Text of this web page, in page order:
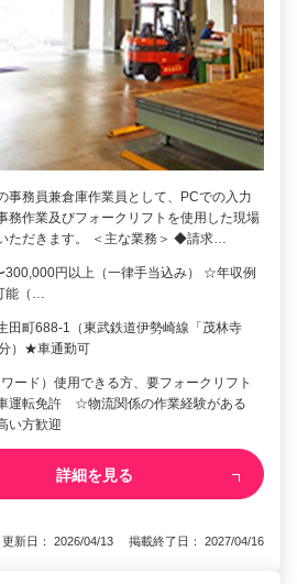
事務員兼倉庫作業員として、PCでの入力
務作業及びフォークリフトを使用した現場
ただきます。 ＜主な業務＞ ◆請求…
300,000円以上（一律手当込み） ☆年収例
能（…
田町688-1（東武鉄道伊勢崎線「茂林寺
）★車通勤可
ード）使用できる方、要フォークリフト
運転免許 ☆物流関係の作業経験がある
い方歓迎
詳細を見る
更新日： 2026/04/13 掲載終了日： 2027/04/16